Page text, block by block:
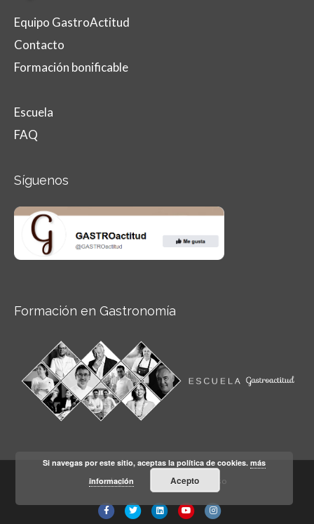
Equipo GastroActitud
Contacto
Formación bonificable
Escuela
FAQ
Síguenos
Formación en Gastronomía
Aviso legal Condiciones de Uso
FacebookTwitterLinkedinYoutubeInstagram
Si navegas por este sitio, aceptas la política de cookies.más
información
Acepto